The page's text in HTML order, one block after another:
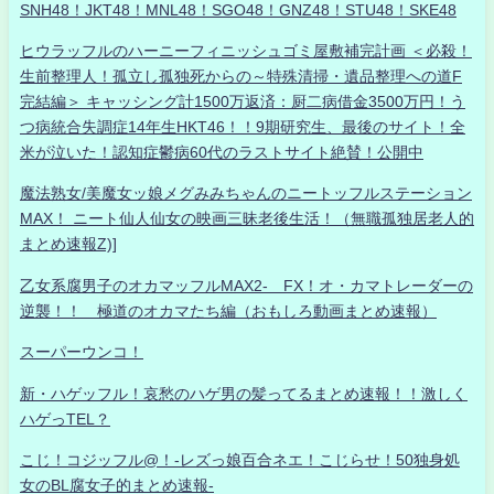
SNH48！JKT48！MNL48！SGO48！GNZ48！STU48！SKE48
ヒウラッフルのハーニーフィニッシュゴミ屋敷補完計画 ＜必殺！
生前整理人！孤立し孤独死からの～特殊清掃・遺品整理への道F
完結編＞ キャッシング計1500万返済：厨二病借金3500万円！う
つ病統合失調症14年生HKT46！！9期研究生、最後のサイト！全
米が泣いた！認知症鬱病60代のラストサイト絶賛！公開中
魔法熟女/美魔女ッ娘メグみみちゃんのニートッフルステーション
MAX！ ニート仙人仙女の映画三昧老後生活！（無職孤独居老人的
まとめ速報Z)]
乙女系腐男子のオカマッフルMAX2- FX！オ・カマトレーダーの
逆襲！！ 極道のオカマたち編（おもしろ動画まとめ速報）
スーパーウンコ！
新・ハゲッフル！哀愁のハゲ男の髪ってるまとめ速報！！激しく
ハゲっTEL？
こじ！コジッフル@！-レズっ娘百合ネエ！こじらせ！50独身処
女のBL腐女子的まとめ速報-